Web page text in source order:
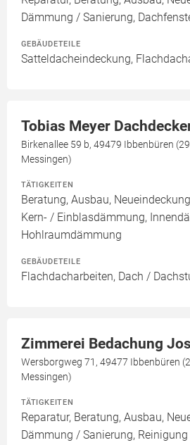
Dämmung / Sanierung,
GEBÄUDETEILE
Satteldacheindeckung,
Tobias Meyer
Birkenallee 59 b, 49479 Ibbenbüren
Messingen)
TÄTIGKEITEN
Beratung, Ausbau,
Kern- / Einblasdämmung,
Hohlraumdämmung
GEBÄUDETEILE
Flachdacharbeiten, Dach /
Zimmerei Bedachung
Wersborgweg 71, 49477 Ibbenbüren
Messingen)
TÄTIGKEITEN
Reparatur, Beratung, Ausbau,
Dämmung / Sanierung,